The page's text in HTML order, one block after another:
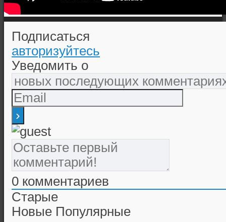
Подписаться
авторизуйтесь
Уведомить о
0 комментариев
Старые
Новые Популярные